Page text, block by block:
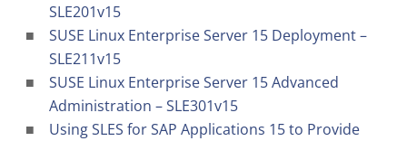
SLE201v15
SUSE Linux Enterprise Server 15 Deployment –
SLE211v15
SUSE Linux Enterprise Server 15 Advanced
Administration – SLE301v15
Using SLES for SAP Applications 15 to Provide